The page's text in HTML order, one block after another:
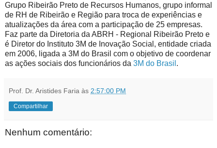
Grupo Ribeirão Preto de Recursos Humanos, grupo informal
de RH de Ribeirão e Região para troca de experiências e
atualizações da área com a participação de 25 empresas.
Faz parte da Diretoria da ABRH - Regional Ribeirão Preto e
é Diretor do Instituto 3M de Inovação Social, entidade criada
em 2006, ligada a 3M do Brasil com o objetivo de coordenar
as ações sociais dos funcionários da 3M do Brasil .
Prof. Dr. Aristides Faria às 2:57:00 PM
Compartilhar
Nenhum comentário: